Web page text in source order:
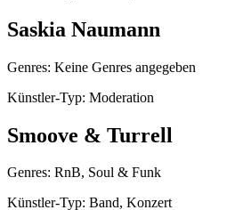
Saskia Naumann
Genres: Keine Genres angegeben
Künstler-Typ: Moderation
Smoove & Turrell
Genres: RnB, Soul & Funk
Künstler-Typ: Band, Konzert